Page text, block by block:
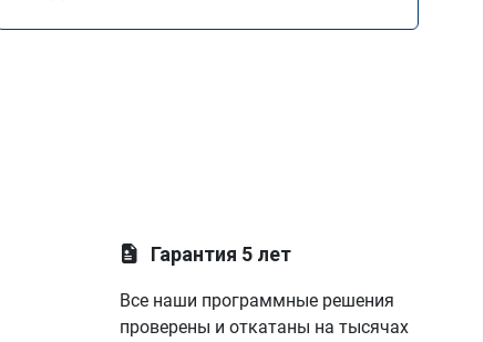
Гарантия 5 лет
Все наши программные решения
проверены и откатаны на тысячах